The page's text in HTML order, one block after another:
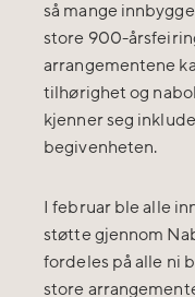
så mange
store 900-
arrangementene
tilhørighet og
kjenner seg
begivenheten.
I februar ble alle
støtte gjennom
fordeles på alle ni
store